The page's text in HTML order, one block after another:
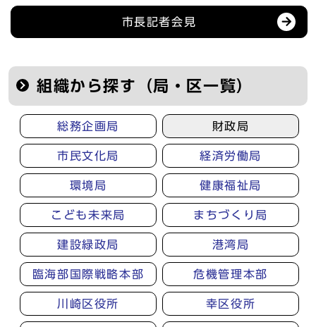
市長記者会見
組織から探す（局・区一覧）
総務企画局 財政局
市民文化局 経済労働局
環境局 健康福祉局
こども未来局 まちづくり局
建設緑政局 港湾局
臨海部国際戦略本部 危機管理本部
川崎区役所 幸区役所